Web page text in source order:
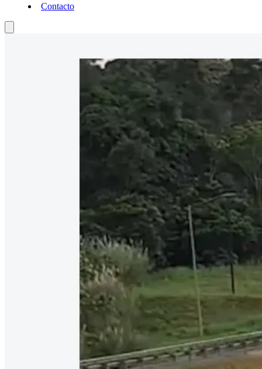
Contacto